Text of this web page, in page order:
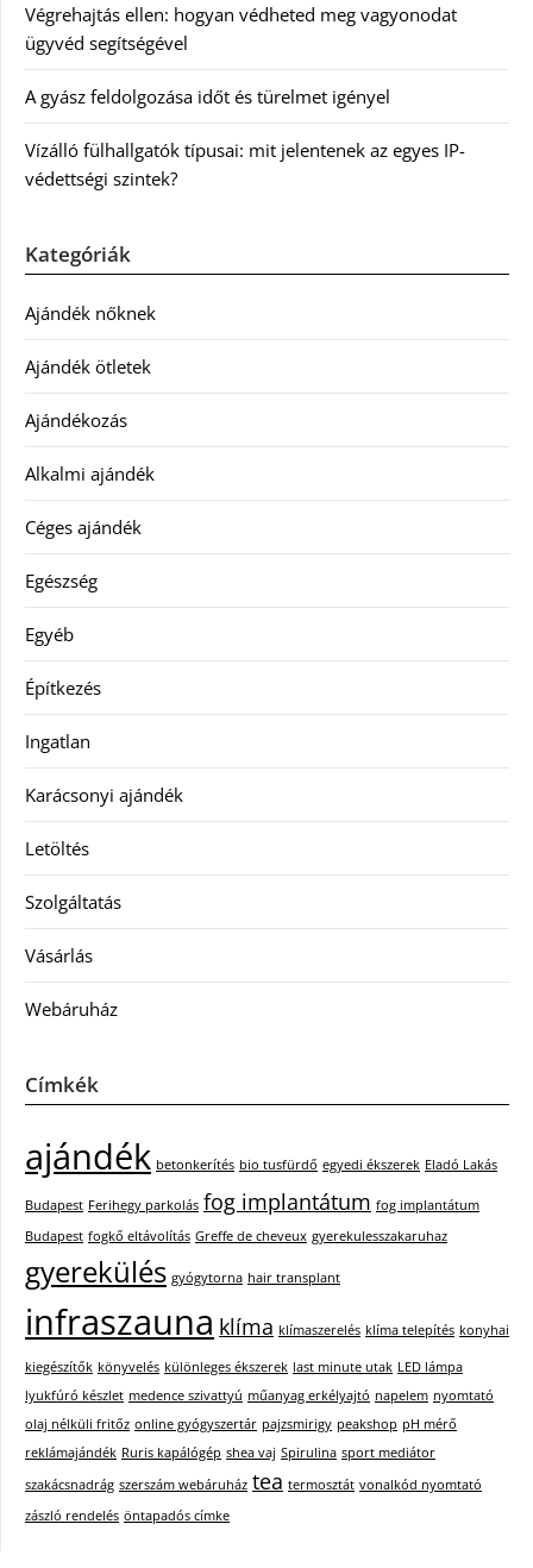
Végrehajtás ellen: hogyan védheted meg vagyonodat
ügyvéd segítségével
A gyász feldolgozása időt és türelmet igényel
Vízálló fülhallgatók típusai: mit jelentenek az egyes IP-
védettségi szintek?
Kategóriák
Ajándék nőknek
Ajándék ötletek
Ajándékozás
Alkalmi ajándék
Céges ajándék
Egészség
Egyéb
Építkezés
Ingatlan
Karácsonyi ajándék
Letöltés
Szolgáltatás
Vásárlás
Webáruház
Címkék
ajándék betonkerítés bio tusfürdő egyedi ékszerek Eladó Lakás
Budapest Ferihegy parkolás fog implantátum fog implantátum
Budapest fogkő eltávolítás Greffe de cheveux gyerekulesszakaruhaz
gyerekülés gyógytorna hair transplant
infraszauna klíma klímaszerelés klíma telepítés konyhai
kiegészítők könyvelés különleges ékszerek last minute utak LED lámpa
lyukfúró készlet medence szivattyú műanyag erkélyajtó napelem nyomtató
olaj nélküli fritőz online gyógyszertár pajzsmirigy peakshop pH mérő
reklámajándék Ruris kapálógép shea vaj Spirulina sport mediátor
szakácsnadrág szerszám webáruház tea termosztát vonalkód nyomtató
zászló rendelés öntapadós címke